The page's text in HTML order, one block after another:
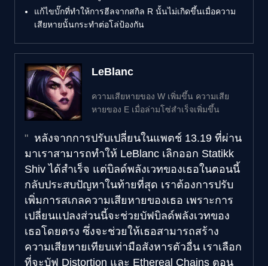
แก้ไขบั๊กที่ทำให้การฮีลจากสกิล R นั้นไม่เกิดขึ้นเมื่อความ
เสียหายนั้นกระทำต่อโล่ป้องกัน
LeBlanc
ความเสียหายของ W เพิ่มขึ้น ความเสีย
หายของ E เมื่อล่ามโซ่สำเร็จเพิ่มขึ้น
หลังจากการปรับเปลี่ยนในแพตช์ 13.19 ที่ผ่าน
มาเราสามารถทำให้ LeBlanc เลิกออก Statikk
Shiv ได้สำเร็จ แต่บิลด์พลังเวทของเธอในตอนนี้
กลับประสบปัญหาในท้ายที่สุด เราต้องการปรับ
เพิ่มการสเกลความเสียหายของเธอ เพราะการ
เปลี่ยนแปลงส่วนนี้จะช่วยบัฟบิลด์พลังเวทของ
เธอโดยตรง ซึ่งจะช่วยให้เธอสามารถสร้าง
ความเสียหายเทียบเท่ามือสังหารตัวอื่น เราเลือก
ที่จะบัฟ Distortion และ Ethereal Chains ตอน